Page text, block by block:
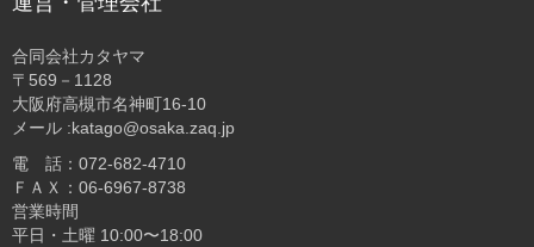
合同会社カタヤマ
〒569－1128
大阪府高槻市名神町16-10
メール :katago@osaka.zaq.jp
電 話：072-682-4710
ＦＡＸ：06-6967-8738
営業時間
平日・土曜 10:00〜18:00